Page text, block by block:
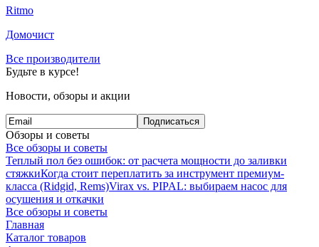
Ritmo
Домочист
Все производители
Будьте в курсе!
Новости, обзоры и акции
Подписаться
Обзоры и советы
Все обзоры и советы
Теплый пол без ошибок: от расчета мощности до заливки
стяжкиКогда стоит переплатить за инструмент премиум-
класса (Ridgid, Rems)Virax vs. PIPAL: выбираем насос для
осушения и откачки
Все обзоры и советы
Главная
Каталог товаров